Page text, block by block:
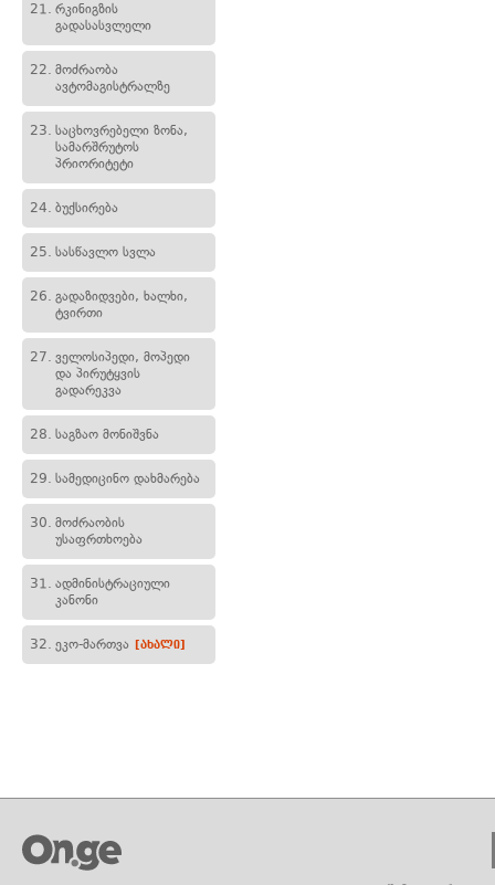
21. რკინიგზის
გადასასვლელი
22. მოძრაობა
ავტომაგისტრალზე
23. საცხოვრებელი ზონა,
სამარშრუტოს
პრიორიტეტი
24. ბუქსირება
25. სასწავლო სვლა
26. გადაზიდვები, ხალხი,
ტვირთი
27. ველოსიპედი, მოპედი
და პირუტყვის
გადარეკვა
28. საგზაო მონიშვნა
29. სამედიცინო დახმარება
30. მოძრაობის
უსაფრთხოება
31. ადმინისტრაციული
კანონი
32. ეკო-მართვა [ახალი]